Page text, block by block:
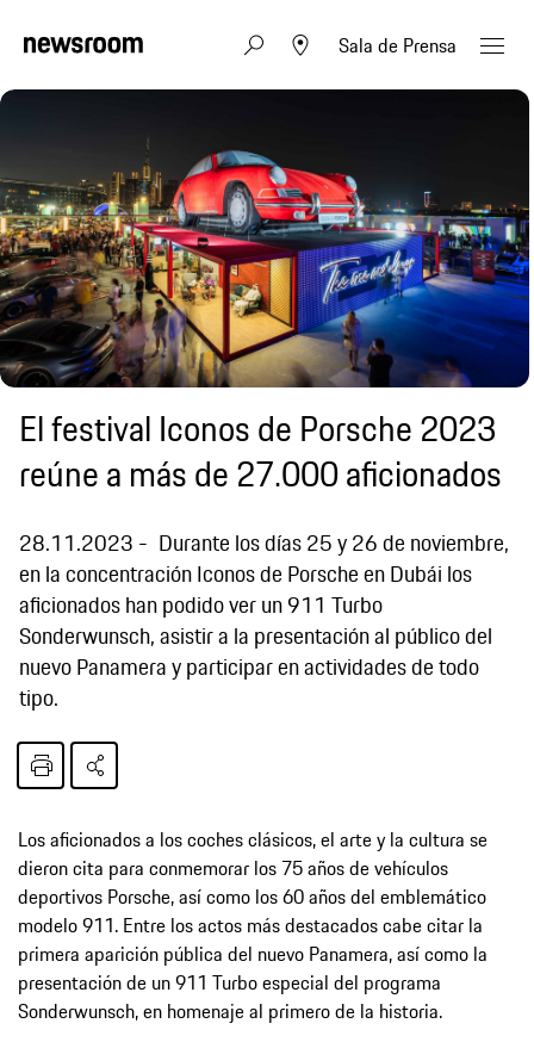
Sala de Prensa
El festival Iconos de Porsche 2023
reúne a más de 27.000 aficionados
28.11.2023
Durante los días 25 y 26 de noviembre,
en la concentración Iconos de Porsche en Dubái los
aficionados han podido ver un 911 Turbo
Sonderwunsch, asistir a la presentación al público del
nuevo Panamera y participar en actividades de todo
tipo.
Los aficionados a los coches clásicos, el arte y la cultura se
dieron cita para conmemorar los 75 años de vehículos
deportivos Porsche, así como los 60 años del emblemático
modelo 911. Entre los actos más destacados cabe citar la
primera aparición pública del nuevo Panamera, así como la
presentación de un 911 Turbo especial del programa
Sonderwunsch, en homenaje al primero de la historia.